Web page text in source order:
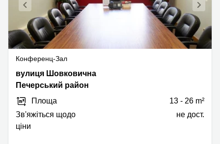
Конференц-Зал
вулиця
Шовковична,
Печерський
район
вулиця Шовковична
Печерський район
Площа
13 - 26 m²
Зв'яжіться щодо
ціни
не дост.